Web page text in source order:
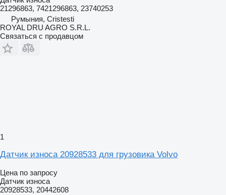
21296863, 7421296863, 23740253
Румыния, Cristesti
ROYAL DRU AGRO S.R.L.
Связаться с продавцом
1
Датчик износа 20928533 для грузовика Volvo
Цена по запросу
Датчик износа
20928533, 20442608